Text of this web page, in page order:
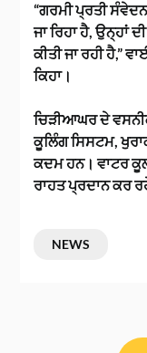
“ਗਰਮੀ ਪ੍ਰਤੀ
ਜਾ ਰਿਹਾ ਹੈ, ਉਨ੍ਹਾਂ
ਕੀਤੀ ਜਾ ਰਹੀ ਹੈ,”
ਕਿਹਾ।
ਚਿੜੀਆਘਰ ਦੇ
ਕੂਲਿੰਗ ਸਿਸਟਮ,
ਕਦਮ ਹਨ। ਵਾਟਰ
ਰਾਹਤ ਪ੍ਰਦਾਨ ਕਰ
NEWS